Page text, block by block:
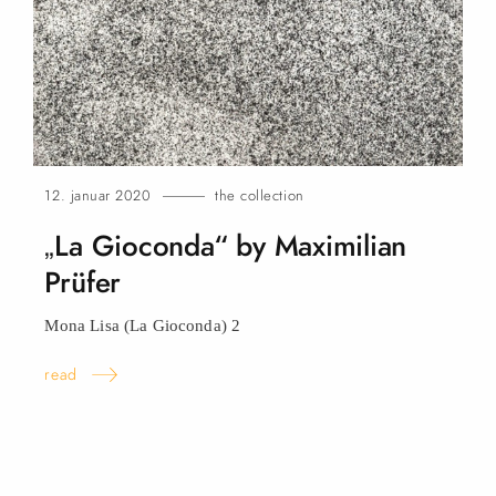
12. januar 2020 the collection
„La Gioconda“ by Maximilian
Prüfer
Mona Lisa (La Gioconda) 2
read